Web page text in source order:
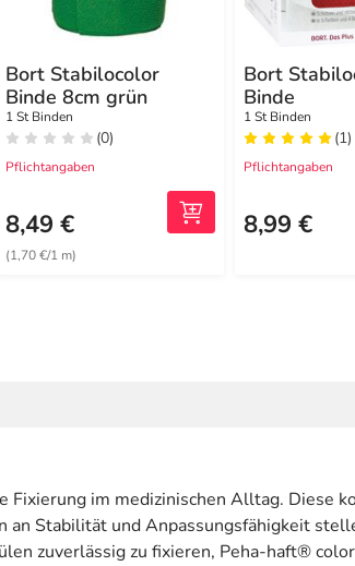
Bort Stabilocolor
Binde 8cm grün
1 St Binden
(0)
Pflichtangaben
8,49 €
(1,70 €/1 m)
Bort
Binde
1 St Binden
(1)
Pflichtangaben
8,99 €
im medizinischen Alltag. Diese
Stabilität und Anpassungsfähigkeit
zuverlässig zu fixieren, Peha-haft®